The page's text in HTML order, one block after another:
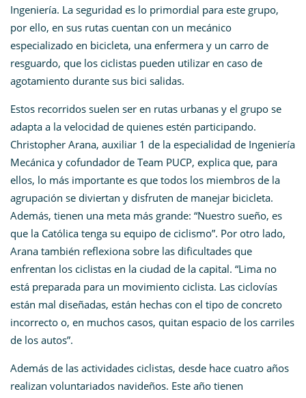
Ingeniería. La seguridad es lo primordial para este grupo,
por ello, en sus rutas cuentan con un mecánico
especializado en bicicleta, una enfermera y un carro de
resguardo, que los ciclistas pueden utilizar en caso de
agotamiento durante sus bici salidas.
Estos recorridos suelen ser en rutas urbanas y el grupo se
adapta a la velocidad de quienes estén participando.
Christopher Arana, auxiliar 1 de la especialidad de Ingeniería
Mecánica y cofundador de Team PUCP, explica que, para
ellos, lo más importante es que todos los miembros de la
agrupación se diviertan y disfruten de manejar bicicleta.
Además, tienen una meta más grande: “Nuestro sueño, es
que la Católica tenga su equipo de ciclismo”. Por otro lado,
Arana también reflexiona sobre las dificultades que
enfrentan los ciclistas en la ciudad de la capital. “Lima no
está preparada para un movimiento ciclista. Las ciclovías
están mal diseñadas, están hechas con el tipo de concreto
incorrecto o, en muchos casos, quitan espacio de los carriles
de los autos”.
Además de las actividades ciclistas, desde hace cuatro años
realizan voluntariados navideños. Este año tienen